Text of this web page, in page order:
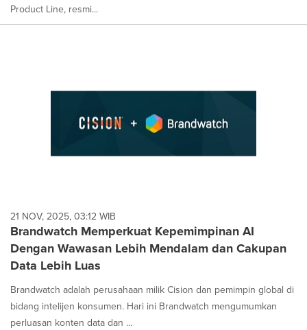
Product Line, resmi...
21 NOV, 2025, 03:12 WIB
Brandwatch Memperkuat Kepemimpinan AI
Dengan Wawasan Lebih Mendalam dan Cakupan
Data Lebih Luas
Brandwatch adalah perusahaan milik Cision dan pemimpin global di
bidang intelijen konsumen. Hari ini Brandwatch mengumumkan
perluasan konten data dan ...